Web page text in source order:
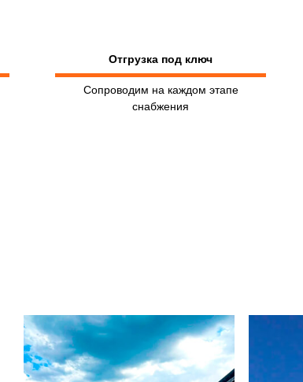
Отгрузка под ключ
Сопроводим на каждом этапе
снабжения